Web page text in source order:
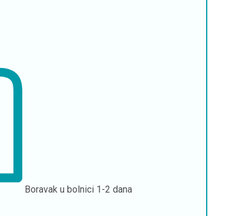
Boravak u bolnici 1-2 dana